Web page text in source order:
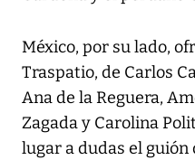
México, por su lado,
Traspatio, de Carlos
Ana de la Reguera,
Zagada y Carolina
lugar a dudas el guión